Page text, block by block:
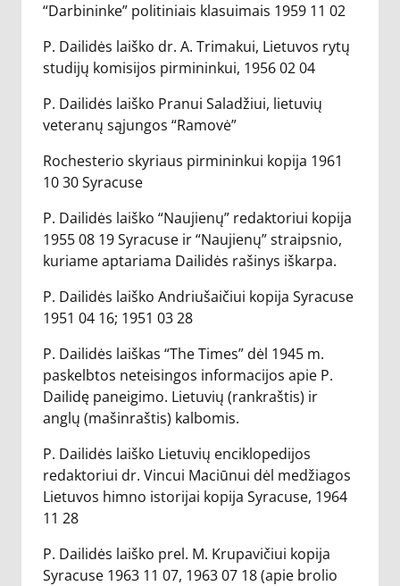
“Darbininke” politiniais klasuimais 1959 11 02
P. Dailidės laiško dr. A. Trimakui, Lietuvos rytų
studijų komisijos pirmininkui, 1956 02 04
P. Dailidės laiško Pranui Saladžiui, lietuvių
veteranų sąjungos “Ramovė”
Rochesterio skyriaus pirmininkui kopija 1961
10 30 Syracuse
P. Dailidės laiško “Naujienų” redaktoriui kopija
1955 08 19 Syracuse ir “Naujienų” straipsnio,
kuriame aptariama Dailidės rašinys iškarpa.
P. Dailidės laiško Andriušaičiui kopija Syracuse
1951 04 16; 1951 03 28
P. Dailidės laiškas “The Times” dėl 1945 m.
paskelbtos neteisingos informacijos apie P.
Dailidę paneigimo. Lietuvių (rankraštis) ir
anglų (mašinraštis) kalbomis.
P. Dailidės laiško Lietuvių enciklopedijos
redaktoriui dr. Vincui Maciūnui dėl medžiagos
Lietuvos himno istorijai kopija Syracuse, 1964
11 28
P. Dailidės laiško prel. M. Krupavičiui kopija
Syracuse 1963 11 07, 1963 07 18 (apie brolio